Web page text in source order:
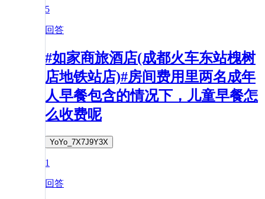
5
回答
#如家商旅酒店(成都火车东站槐树
店地铁站店)#房间费用里两名成年
人早餐包含的情况下，儿童早餐怎
么收费呢
YoYo_7X7J9Y3X
1
回答